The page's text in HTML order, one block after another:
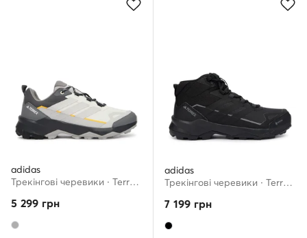
adidas
Трекінгові черевики · Terrex Skychaser Ax5 Hiking JR3977 · Сірий
5 299 грн
adidas
Трекінгові черевики · Terrex Skychaser AX5 Mid GORE-TEX JQ2207 · Чорний
7 199 грн